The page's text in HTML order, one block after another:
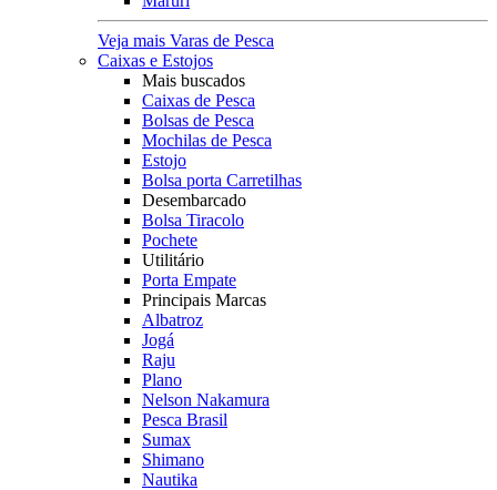
Veja mais Varas de Pesca
Caixas e Estojos
Mais buscados
Caixas de Pesca
Bolsas de Pesca
Mochilas de Pesca
Estojo
Bolsa porta Carretilhas
Desembarcado
Bolsa Tiracolo
Pochete
Utilitário
Porta Empate
Principais Marcas
Albatroz
Jogá
Raju
Plano
Nelson Nakamura
Pesca Brasil
Sumax
Shimano
Nautika